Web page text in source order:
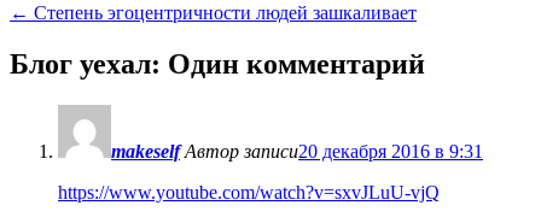
← Степень эгоцентричности людей зашкаливает
Блог уехал: Один комментарий
makeself Автор записи20 декабря 2016 в 9:31
https://www.youtube.com/watch?v=sxvJLuU-vjQ